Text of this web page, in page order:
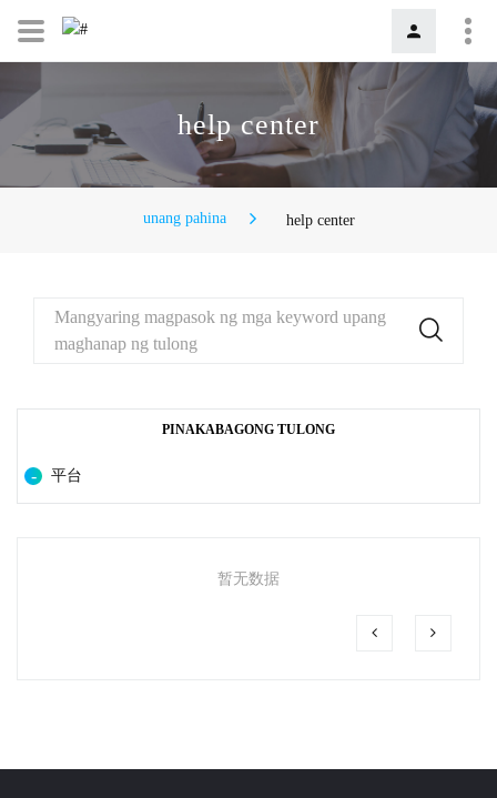
help center
unang pahina help center
Mangyaring magpasok ng mga keyword upang
maghanap ng tulong
PINAKABAGONG TULONG
平台
暂无数据